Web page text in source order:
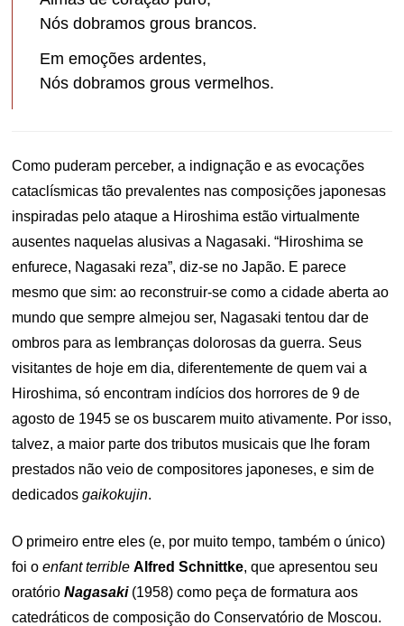
Nós dobramos grous brancos.
Em emoções ardentes,
Nós dobramos grous vermelhos.
Como puderam perceber, a indignação e as evocações
cataclísmicas tão prevalentes nas composições japonesas
inspiradas pelo ataque a Hiroshima estão virtualmente
ausentes naquelas alusivas a Nagasaki. “Hiroshima se
enfurece, Nagasaki reza”, diz-se no Japão. E parece
mesmo que sim: ao reconstruir-se como a cidade aberta ao
mundo que sempre almejou ser, Nagasaki tentou dar de
ombros para as lembranças dolorosas da guerra. Seus
visitantes de hoje em dia, diferentemente de quem vai a
Hiroshima, só encontram indícios dos horrores de 9 de
agosto de 1945 se os buscarem muito ativamente. Por isso,
talvez, a maior parte dos tributos musicais que lhe foram
prestados não veio de compositores japoneses, e sim de
dedicadosgaikokujin.
O primeiro entre eles (e, por muito tempo, também o único)
foi oenfant terribleAlfred Schnittke, que apresentou seu
oratórioNagasaki (1958) como peça de formatura aos
catedráticos de composição do Conservatório de Moscou.